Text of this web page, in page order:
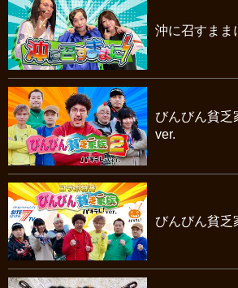
沖に召すまま
びんびん貧乏
ver.
びんびん貧乏